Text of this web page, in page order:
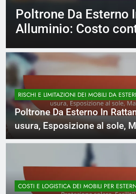
Tavoli Pieghevoli:
Facili da riporre,
RISCHI E LIMITAZIONI DEI MOBILI DA
Poltrone Da Esterno In
usura, Esposizione al sole,
COSTI E LOGISTICA DEI MOBILI PER